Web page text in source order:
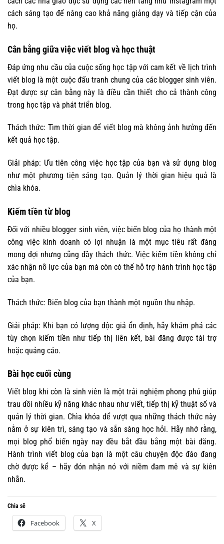
cách sáng tạo để nâng cao khả năng giảng dạy và tiếp cận của
họ.
Cân bằng giữa việc viết blog và học thuật
Đáp ứng nhu cầu của cuộc sống học tập với cam kết về lịch trình
viết blog là một cuộc đấu tranh chung của các blogger sinh viên.
Đạt được sự cân bằng này là điều cần thiết cho cả thành công
trong học tập và phát triển blog.
Thách thức: Tìm thời gian để viết blog mà không ảnh hưởng đến
kết quả học tập.
Giải pháp: Ưu tiên công việc học tập của bạn và sử dụng blog
như một phương tiện sáng tạo. Quản lý thời gian hiệu quả là
chìa khóa.
Kiếm tiền từ blog
Đối với nhiều blogger sinh viên, việc biến blog của họ thành một
công việc kinh doanh có lợi nhuận là một mục tiêu rất đáng
mong đợi nhưng cũng đầy thách thức. Việc kiếm tiền không chỉ
xác nhận nỗ lực của bạn mà còn có thể hỗ trợ hành trình học tập
của bạn.
Thách thức: Biến blog của bạn thành một nguồn thu nhập.
Giải pháp: Khi bạn có lượng độc giả ổn định, hãy khám phá các
tùy chọn kiếm tiền như tiếp thị liên kết, bài đăng được tài trợ
hoặc quảng cáo.
Bài học cuối cùng
Viết blog khi còn là sinh viên là một trải nghiệm phong phú giúp
trau dồi nhiều kỹ năng khác nhau như viết, tiếp thị kỹ thuật số và
quản lý thời gian. Chìa khóa để vượt qua những thách thức này
nằm ở sự kiên trì, sáng tạo và sẵn sàng học hỏi. Hãy nhớ rằng,
mọi blog phổ biến ngày nay đều bắt đầu bằng một bài đăng.
Hành trình viết blog của bạn là một câu chuyện độc đáo đang
chờ được kể – hãy đón nhận nó với niềm đam mê và sự kiên
nhẫn.
Chia sẽ
Facebook X